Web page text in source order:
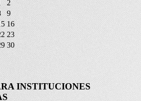
2
9
16
23
30
INSTITUCIONES